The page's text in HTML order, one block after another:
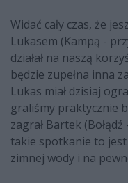
Widać cały czas, że
Lukasem (Kampą -
działał na naszą
będzie zupełna inna
Lukas miał dzisiaj
graliśmy praktycznie
zagrał Bartek
takie spotkanie to
zimnej wody i na